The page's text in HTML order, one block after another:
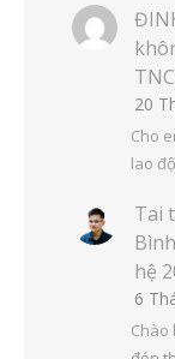
20
Cho
lao
Tai
hệ
6
Chào